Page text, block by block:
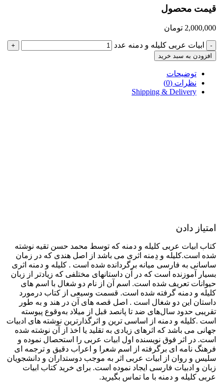
قیمت محصول
2,000,000 تومان
- ابیات عربی کلیله و دمنه عدد
+
افزودن به سبد خرید
توضیحات
نظرات (0)
Shipping & Delivery
امتیاز دادن
کتاب ابیات عربی کلیله و دمنه که توسط محمد حسن تقیه نوشته
شده است.کلیله و دِمنه اثری می باشد از اصل هندی که در زمان
ساسانی به فارسی میانه برگردانده شده است . کلیله و دمنه اثری
بسیار آموزنده است که در آن داستانهای مختلفی که زیادتر از زبان
حیوانات تعریف شده‌ است. اسم آن از نام دو شغال با اسم های
کلیله و دمنه گرفته شده‌ است. قسمت وسیعی از کتاب درمورد
داستان این دو شغال است . اصل قصه های آن در هند و به طور
تقریبی حدود سال‌های ضد تا پانصد قبل از میلاد به‌وقوع پیوسته
است .کلیله و دمنه از اساسی ترین و اثرگذارترین نوشته های ادبیات
جهانی می باشد که اثرهای زیادی به تقلید یا اخذ از آن نوشته شده
است. در اثر فوق نویسنده اول ابیات عربی را استحصال نموده و
فرهنگ نامه ای برگرفته از اسم شعرا و اعراب دقیق و ترجمه ای
سلیس و روان از ابیات عربی اثر به موجب دوستداران و دانشجویان
زبان و ادبیات فارسی ایجاد نموده است. برای خرید کتاب ابیات
عربی کلیله و دمنه با ما تماس بگیرید.